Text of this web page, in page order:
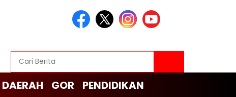
DAERAH GOR PENDIDIKAN